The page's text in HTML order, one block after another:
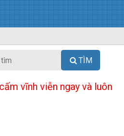
TÌM
vĩnh viễn ngay và luôn